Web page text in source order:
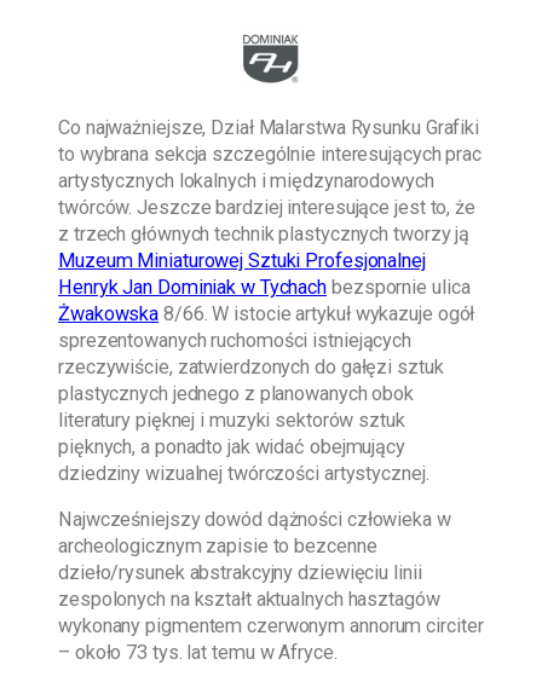
Co najważniejsze, Dział Malarstwa Rysunku Grafiki
to wybrana sekcja szczególnie interesujących prac
artystycznych lokalnych i międzynarodowych
twórców. Jeszcze bardziej interesujące jest to, że
z trzech głównych technik plastycznych tworzy ją
Muzeum Miniaturowej Sztuki Profesjonalnej
Henryk Jan Dominiak w Tychach bezspornie ulica
Żwakowska 8/66. W istocie artykuł wykazuje ogół
sprezentowanych ruchomości istniejących
rzeczywiście, zatwierdzonych do gałęzi sztuk
plastycznych jednego z planowanych obok
literatury pięknej i muzyki sektorów sztuk
pięknych, a ponadto jak widać obejmujący
dziedziny wizualnej twórczości artystycznej.
Najwcześniejszy dowód dążności człowieka w
archeologicznym zapisie to bezcenne
dzieło/rysunek abstrakcyjny dziewięciu linii
zespolonych na kształt aktualnych hasztagów
wykonany pigmentem czerwonym annorum circiter
– około 73 tys. lat temu w Afryce.